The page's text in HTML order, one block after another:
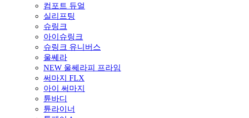
컴포트 듀얼
실리프팅
슈링크
아이슈링크
슈링크 유니버스
울쎄라
NEW 울쎄라피 프라임
써마지 FLX
아이 써마지
튠바디
튠라이너